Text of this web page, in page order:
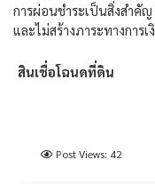
การผ่อนชำระเป็นสิ่งสำคั
และไม่สร้างภาระทางการ
สินเชื่อโฉนดที่ดิน
Post Views: 42